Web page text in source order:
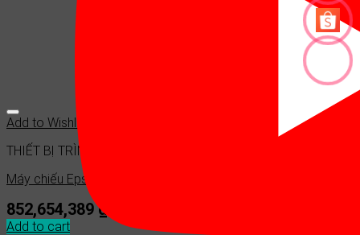
Add to Wishlist
THIẾT BỊ TRÌNH CHIẾU
Máy chiếu Epson EB-PU2216B
852,654,389₫
Add to cart